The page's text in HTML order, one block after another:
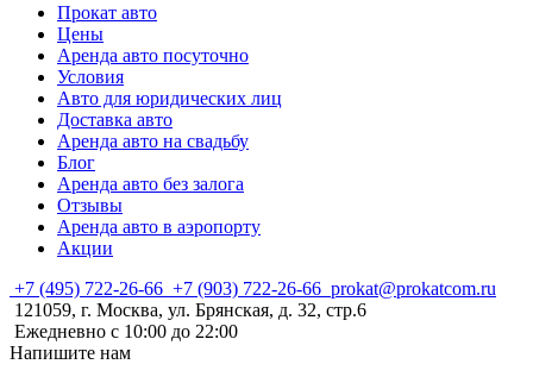
Прокат авто
Цены
Аренда авто посуточно
Условия
Авто для юридических лиц
Доставка авто
Аренда авто на свадьбу
Блог
Аренда авто без залога
Отзывы
Аренда авто в аэропорту
Акции
+7 (495) 722-26-66 +7 (903) 722-26-66 prokat@prokatcom.ru
121059, г. Москва, ул. Брянская, д. 32, стр.6
Ежедневно с 10:00 до 22:00
Напишите нам